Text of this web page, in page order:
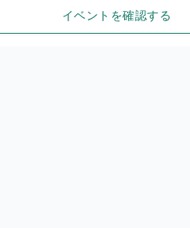
イベントを確認する